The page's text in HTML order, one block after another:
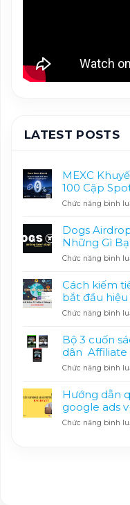
LATEST POSTS
MEXC
100 Cặp
Chức năng bình
Dogs
Những Gì
Chức năng bình
Cách kiếm
bắt đầu
Chức năng bình
Bộ 3 cuốn
dân Affiliate
Chức năng bình
Hướng dẫn
google ads
Chức năng bình